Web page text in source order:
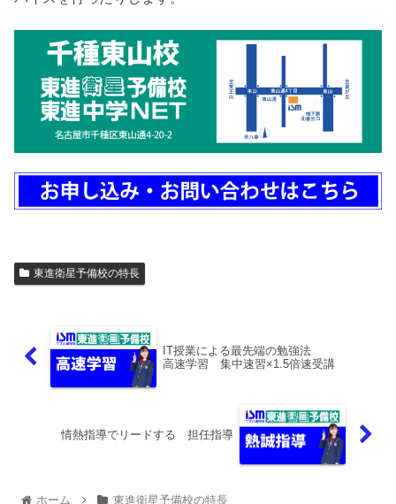
東進衛星予備校の特長
IT授業による最先端の勉強法
高速学習 集中速習×1.5倍速受講
情熱指導でリードする 担任指導
ホーム 東進衛星予備校の特長